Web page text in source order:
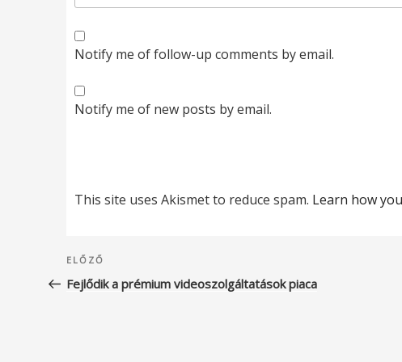
Notify me of follow-up comments by email.
Notify me of new posts by email.
This site uses Akismet to reduce spam. Learn how
Bejegyzés
navigáció
Korábbi
bejegyzés
ELŐZŐ
Fejlődik a prémium videoszolgáltatások piaca